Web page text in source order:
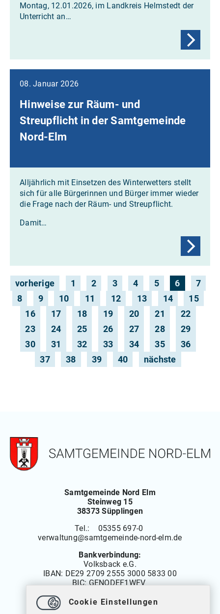
Montag, 12.01.2026, im Landkreis Helmstedt der
Unterricht an…
08. Januar 2026
Hinweise zur Räum- und
Streupflicht in der Samtgemeinde
Nord-Elm
Alljährlich mit Einsetzen des Winterwetters stellt
sich für alle Bürgerinnen und Bürger immer wieder
die Frage nach der Räum- und Streupflicht.
Damit…
vorherige 1 2 3 4 5 6
7
8
9 10 11 12 13 14
15
16
17 18 19 20 21
22
23
24 25 26 27 28
29
30
31 32 33 34 35
36
37
38 39 40 nächste
Samtgemeinde Nord Elm
Steinweg 15
38373 Süpplingen
Tel.: 05355 697-0
verwaltung@samtgemeinde-nord-elm.de
Bankverbindung:
Volksback e.G.
IBAN: DE29 2709 2555 3000 5833 00
BIC: GENODEF1WFV
Cookie Einstellungen